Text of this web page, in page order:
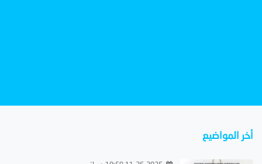
أخر المواضيع